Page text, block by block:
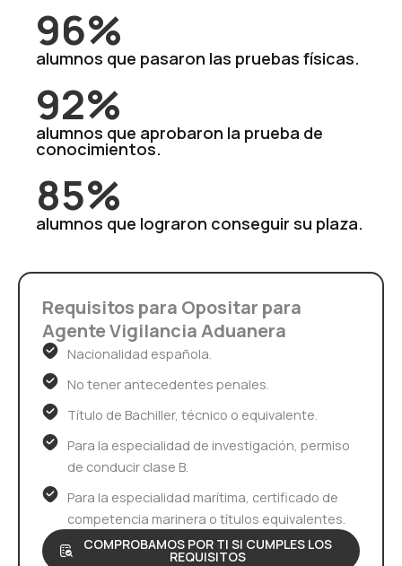
96%
alumnos que pasaron las pruebas físicas.
92%
alumnos que aprobaron la prueba de
conocimientos.
85%
alumnos que lograron conseguir su plaza.
Requisitos para Opositar para
Agente Vigilancia Aduanera
Nacionalidad española.
No tener antecedentes penales.
Título de Bachiller, técnico o equivalente.
Para la especialidad de investigación, permiso
de conducir clase B.
Para la especialidad marítima, certificado de
competencia marinera o títulos equivalentes.
COMPROBAMOS POR TI SI CUMPLES LOS
REQUISITOS